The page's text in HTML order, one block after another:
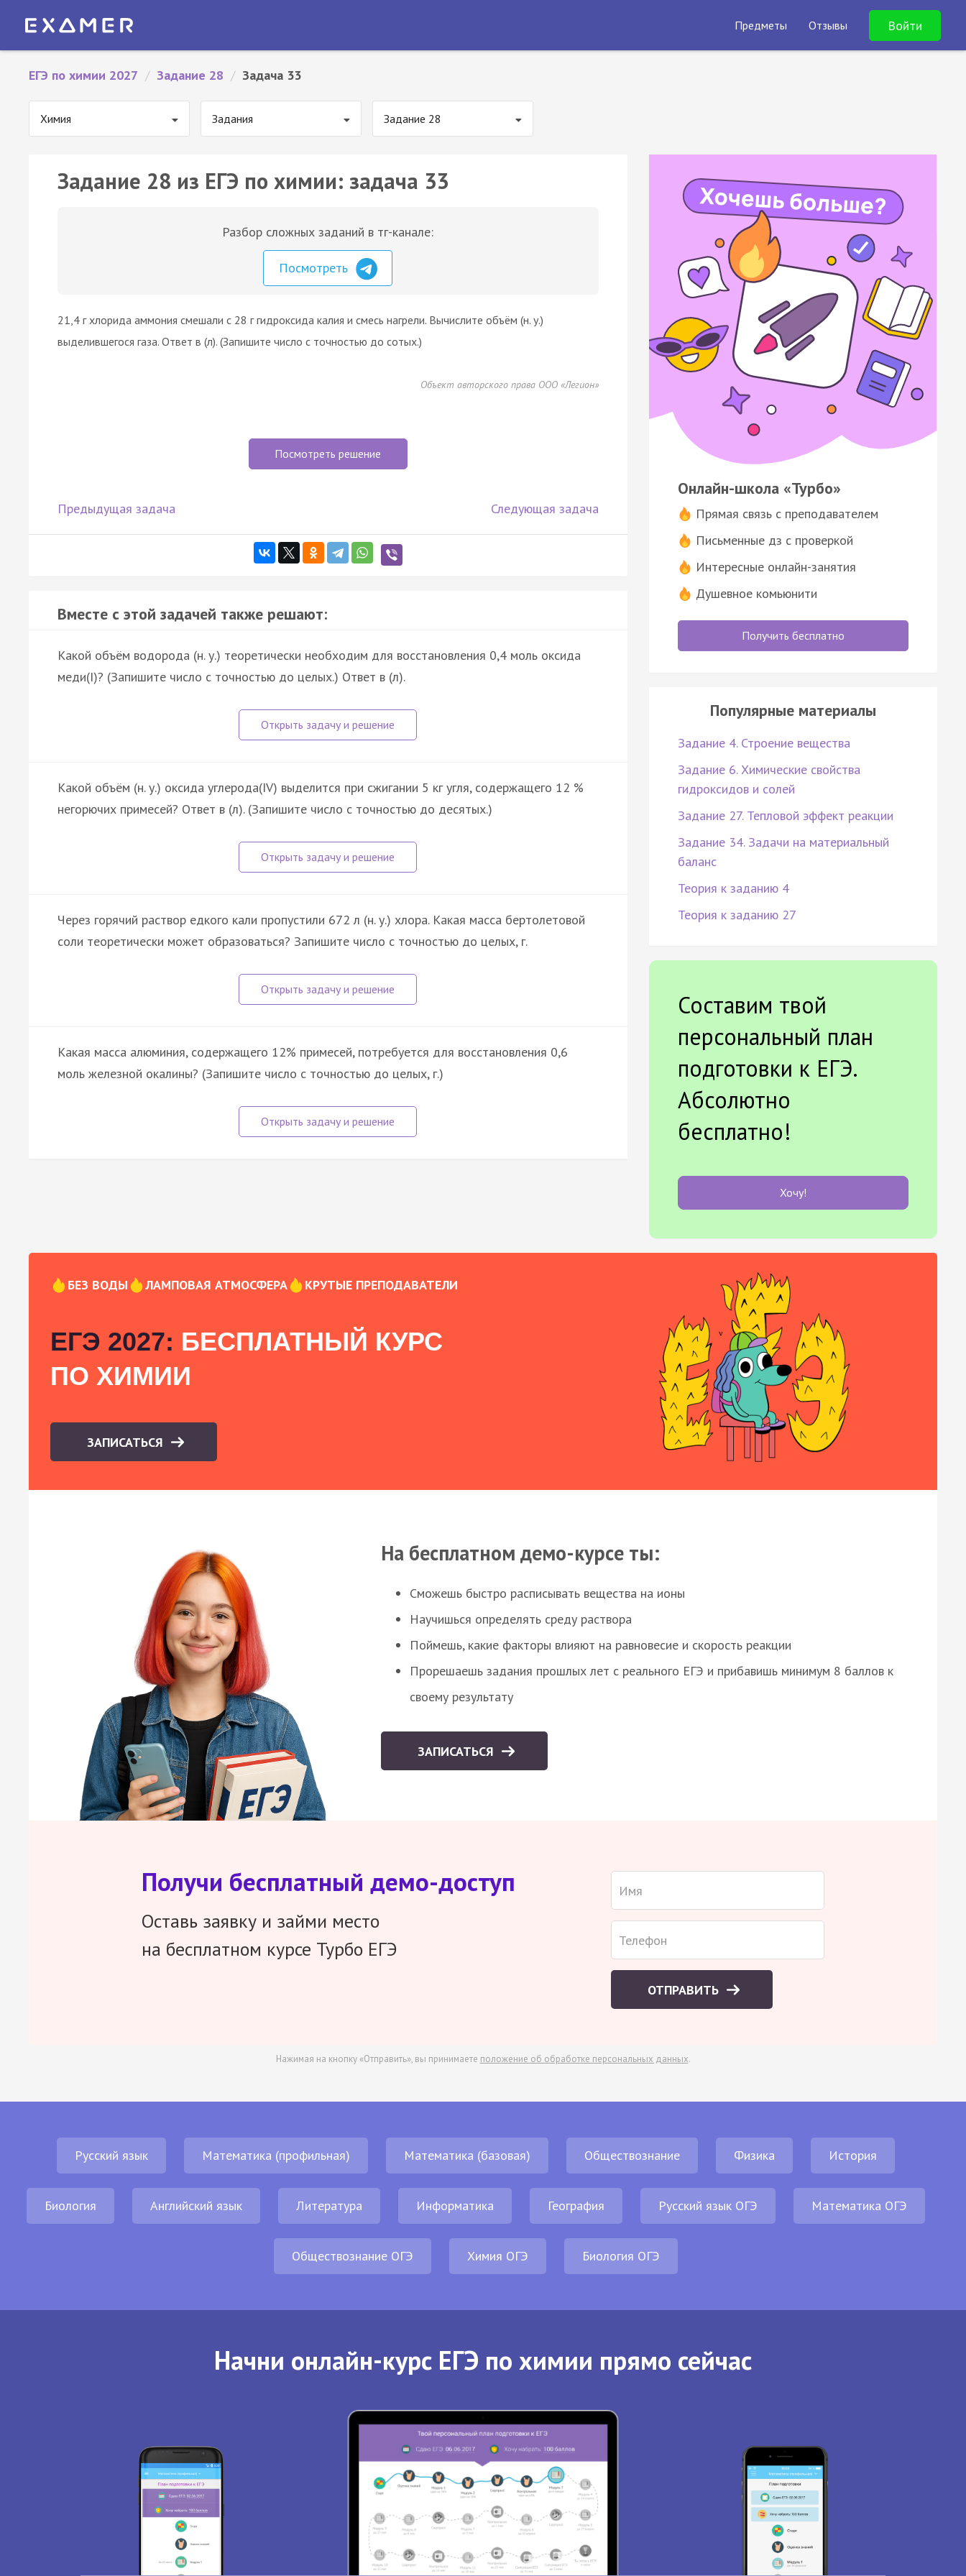
Предметы Отзывы Войти
ЕГЭ по химии 2027 / Задание 28 / Задача 33
Химия Задания Задание 28
Задание 28 из ЕГЭ по химии: задача 33
Разбор сложных заданий в тг-канале:
Посмотреть
21,4 г хлорида аммония смешали с 28 г гидроксида калия и смесь нагрели. Вычислите объём (н. у.)
выделившегося газа. Ответ в (л). (Запишите число с точностью до сотых.)
Объект авторского права ООО «Легион»
Посмотреть решение
Предыдущая задача Следующая задача
Вместе с этой задачей также решают:
Какой объём водорода (н. у.) теоретически необходим для восстановления 0,4 моль оксида
меди(I)? (Запишите число с точностью до целых.) Ответ в (л).
Какой объём (н. у.) оксида углерода(IV) выделится при сжигании 5 кг угля, содержащего 12 %
негорючих примесей? Ответ в (л). (Запишите число с точностью до десятых.)
Через горячий раствор едкого кали пропустили 672 л (н. у.) хлора. Какая масса бертолетовой
соли теоретически может образоваться? Запишите число с точностью до целых, г.
Какая масса алюминия, содержащего 12% примесей, потребуется для восстановления 0,6
моль железной окалины? (Запишите число с точностью до целых, г.)
Онлайн-школа «Турбо»
Прямая связь с преподавателем
Письменные дз с проверкой
Интересные онлайн-занятия
Душевное комьюнити
Получить бесплатно
Популярные материалы
Задание 4. Строение вещества
Задание 6. Химические свойства
гидроксидов и солей
Задание 27. Тепловой эффект реакции
Задание 34. Задачи на материальный
баланс
Теория к заданию 4
Теория к заданию 27
Составим твой
персональный план
подготовки к ЕГЭ.
Абсолютно
бесплатно!
Хочу!
БЕЗ ВОДЫ ЛАМПОВАЯ АТМОСФЕРА КРУТЫЕ ПРЕПОДАВАТЕЛИ
ЕГЭ 2027: БЕСПЛАТНЫЙ КУРС
ПО ХИМИИ
ЗАПИСАТЬСЯ
На бесплатном демо-курсе ты:
Сможешь быстро расписывать вещества на ионы
Научишься определять среду раствора
Поймешь, какие факторы влияют на равновесие и скорость реакции
Прорешаешь задания прошлых лет с реального ЕГЭ и прибавишь минимум 8 баллов к
своему результату
ЗАПИСАТЬСЯ
Получи бесплатный демо-доступ
Оставь заявку и займи место
на бесплатном курсе Турбо ЕГЭ
ОТПРАВИТЬ
Нажимая на кнопку «Отправить», вы принимаете положение об обработке персональных данных.
Русский язык Математика (профильная) Математика (базовая) Обществознание Физика История
Биология Английский язык Литература Информатика География Русский язык ОГЭ Математика ОГЭ
Обществознание ОГЭ Химия ОГЭ Биология ОГЭ
Начни онлайн-курс ЕГЭ по химии прямо сейчас